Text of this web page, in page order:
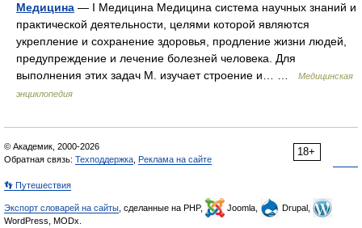
Медицина — I Медицина Медицина система научных знаний и
практической деятельности, целями которой являются
укрепление и сохранение здоровья, продление жизни людей,
предупреждение и лечение болезней человека. Для
выполнения этих задач М. изучает строение и… …
Медицинская
энциклопедия
18+
© Академик, 2000-2026
Обратная связь: Техподдержка Реклама на сайте
👣 Путешествия
Экспорт словарей на сайты , сделанные на PHP, Joomla,
Drupal,
WordPress, MODx.